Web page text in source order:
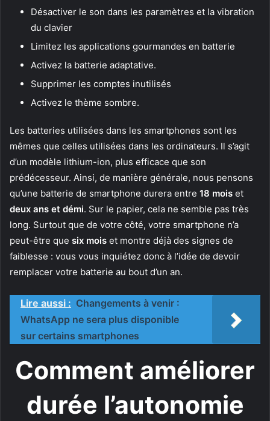
Désactiver le son dans les paramètres et la vibration
du clavier
Limitez les applications gourmandes en batterie
Activez la batterie adaptative.
Supprimer les comptes inutilisés
Activez le thème sombre.
Les batteries utilisées dans les smartphones sont les
mêmes que celles utilisées dans les ordinateurs. Il s’agit
d’un modèle lithium-ion, plus efficace que son
prédécesseur. Ainsi, de manière générale, nous pensons
qu’une batterie de smartphone durera entre 18 mois et
deux ans et démi. Sur le papier, cela ne semble pas très
long. Surtout que de votre côté, votre smartphone n’a
peut-être que six mois et montre déjà des signes de
faiblesse : vous vous inquiétez donc à l’idée de devoir
remplacer votre batterie au bout d’un an.
Lire aussi : Changements à venir :
WhatsApp ne sera plus disponible
sur certains smartphones
Comment améliorer
durée l’autonomie